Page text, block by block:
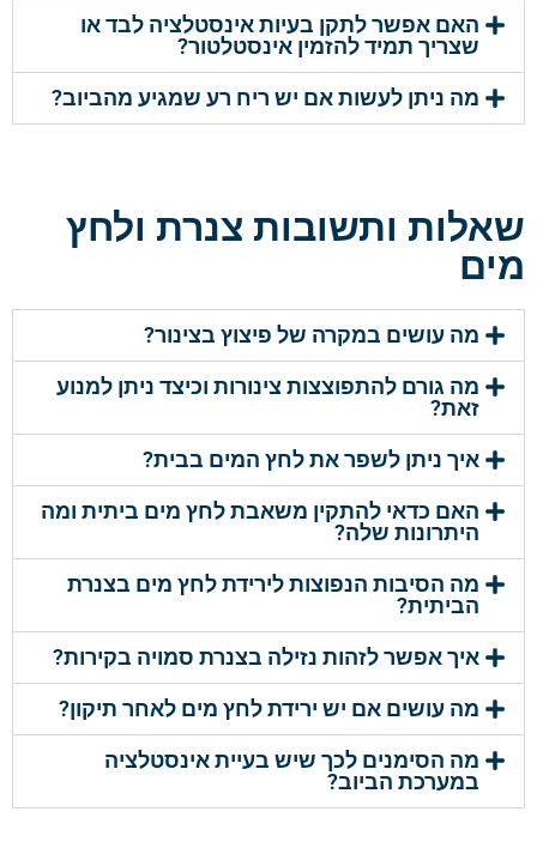
האם אפשר לתקן בעיות אינסטלציה לבד או
שצריך תמיד להזמין אינסטלטור?
מה ניתן לעשות אם יש ריח רע שמגיע מהביוב?
שאלות ותשובות צנרת ולחץ
מים
מה עושים במקרה של פיצוץ בצינור?
מה גורם להתפוצצות צינורות וכיצד ניתן למנוע
זאת?
איך ניתן לשפר את לחץ המים בבית?
האם כדאי להתקין משאבת לחץ מים ביתית ומה
היתרונות שלה?
מה הסיבות הנפוצות לירידת לחץ מים בצנרת
הביתית?
איך אפשר לזהות נזילה בצנרת סמויה בקירות?
מה עושים אם יש ירידת לחץ מים לאחר תיקון?
מה הסימנים לכך שיש בעיית אינסטלציה
במערכת הביוב?